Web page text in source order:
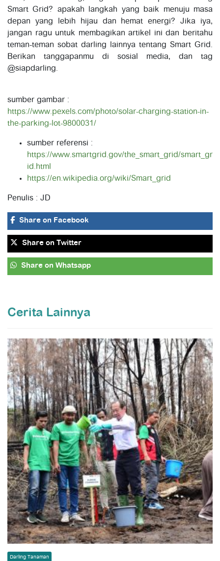
Smart Grid? apakah langkah yang baik menuju masa
depan yang lebih hijau dan hemat energi? Jika iya,
jangan ragu untuk membagikan artikel ini dan beritahu
teman-teman sobat darling lainnya tentang Smart Grid.
Berikan tanggapanmu di sosial media, dan tag
@siapdarling.
sumber gambar :
https://www.pexels.com/photo/solar-charging-station-in-
the-parking-lot-9800031/
sumber referensi :
https://www.smartgrid.gov/the_smart_grid/smart_gr
id.html
https://en.wikipedia.org/wiki/Smart_grid
Penulis : JD
Share on Facebook
Share on Twitter
Share on Whatsapp
Cerita Lainnya
Darling Tanaman